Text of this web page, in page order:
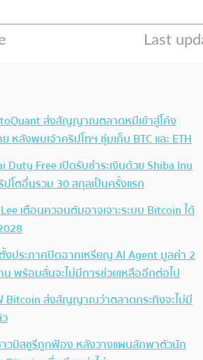
ส่งสัญญาณตลาดหมีเข้าสู่โค้ง
หลังพบเจ้าคริปโทฯ ซุ่มเก็บ BTC และ ETH
Duty Free เปิดรับชำระเงินด้วย Shiba Inu
ปโตอื่นรวม 30 สกุลเป็นครั้งแรก
เตือนควอนตัมอาจเจาะระบบ Bitcoin ได้
ประกาศปิดฉากเหรียญ AI Agent มูลค่า 2
พร้อมลั่นจะไม่มีการช่วยเหลืออีกต่อไป
Bitcoin ส่งสัญญาณว่าตลาดกระทิงจะไม่มี
วมิสซูรีถูกฟ้อง หลังวางแผนลักพาตัวนัก